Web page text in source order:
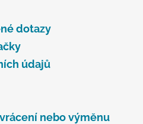
dotazy
údajů
nebo výměnu